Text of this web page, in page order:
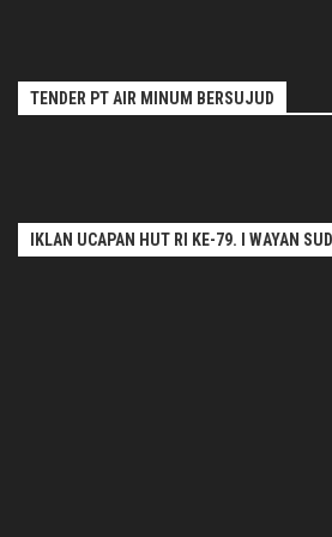
TENDER PT AIR MINUM BERSUJUD
IKLAN UCAPAN HUT RI KE-79. I WAYAN